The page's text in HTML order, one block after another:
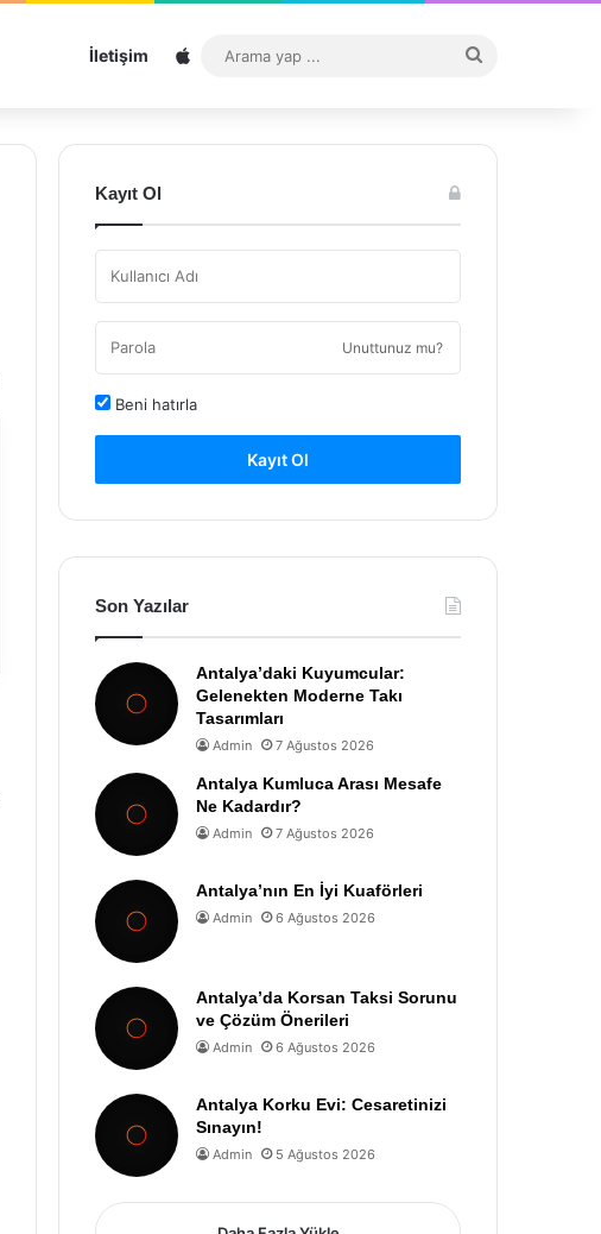
İletişim Sitemap
...
Kayıt Ol
Unuttunuz mu?
Beni hatırla
Kayıt Ol
Son Yazılar
Antalya’daki Kuyumcular:
Gelenekten Moderne Takı
Tasarımları
Admin 7 Ağustos 2026
Antalya Kumluca Arası Mesafe
Ne Kadardır?
Admin 7 Ağustos 2026
Antalya’nın En İyi Kuaförleri
Admin 6 Ağustos 2026
Antalya’da Korsan Taksi Sorunu
ve Çözüm Önerileri
Admin 6 Ağustos 2026
Antalya Korku Evi: Cesaretinizi
Sınayın!
Admin 5 Ağustos 2026